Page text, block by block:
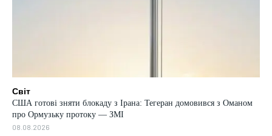
Світ
США готові зняти блокаду з Ірана: Тегеран домовився з Оманом
про Ормузьку протоку — ЗМІ
08.08.2026